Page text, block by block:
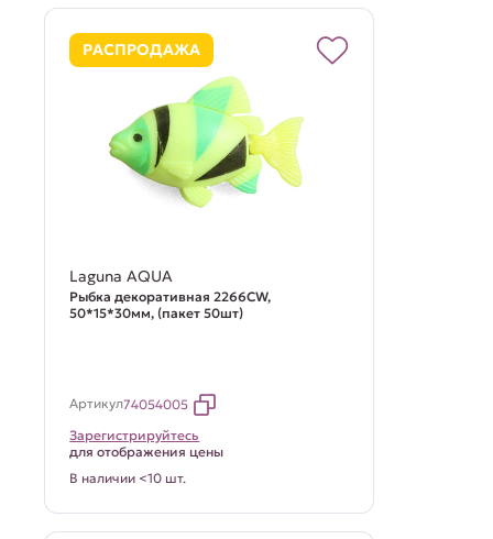
РАСПРОДАЖА
Laguna AQUA
Рыбка декоративная 2266CW,
50*15*30мм, (пакет 50шт)
Артикул74054005
Зарегистрируйтесь
для отображения цены
В наличии <10 шт.